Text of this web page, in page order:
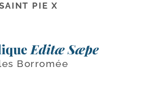
PIE X
Editæ Sæpe
Borromée